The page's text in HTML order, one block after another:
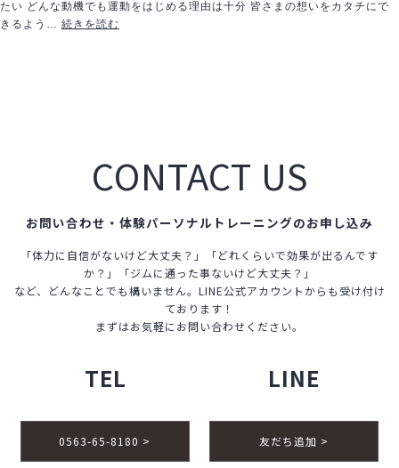
たい どんな動機でも運動をはじめる理由は十分 皆さまの想いをカタチにで
きるよう… 続きを読む
ー
募
CONTACT US
お問い合わせ・体験パーソナルトレーニングのお申し込み
「体力に自信がないけど大丈夫？」「どれくらいで効果が出るんです
か？」「ジムに通った事ないけど大丈夫？」
など、どんなことでも構いません。LINE公式アカウントからも受け付け
ております！
まずはお気軽にお問い合わせください。
TEL
0563-65-8180 >
LINE
友だち追加 >